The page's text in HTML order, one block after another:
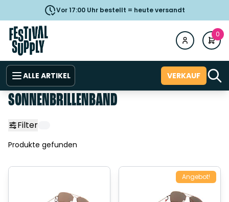
Vor 17:00 Uhr bestellt = heute versandt
0
ALLE ARTIKEL VERKAUF
SONNENBRILLENBAND
Filter
Produkte gefunden
Angebot!